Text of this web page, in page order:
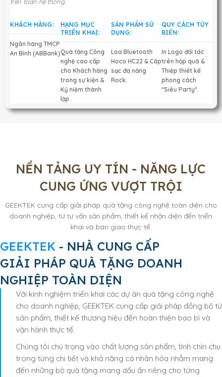
trên toàn hệ thống.
KHÁCH HÀNG:
Ngân hàng TMCP
An Bình (ABBank)
HẠNG MỤC
TRIỂN KHAI:
Quà tặng Công
nghệ cao cấp
cho Khách hàng
trong sự kiện &
Kỷ niệm thành
lập
SẢN PHẨM SỬ
DỤNG:
Loa Bluetooth
Hoco HC22 & Cáp
sạc đa năng
Rock.
QUY CÁCH TÙY
BIẾN:
In Logo đối tác
trên hộp quà &
Thiệp thiết kế
phong cách
"Siêu Party".
NỀN TẢNG UY TÍN - NĂNG LỰC
CUNG ỨNG VƯỢT TRỘI
GEEKTEK cung cấp giải pháp quà tặng công nghệ toàn diện cho
doanh nghiệp, từ tư vấn sản phẩm, thiết kế nhận diện đến triển
khai và bàn giao thực tế.
GEEKTEK - NHÀ CUNG CẤP
GIẢI PHÁP QUÀ TẶNG DOANH
NGHIỆP TOÀN DIỆN
Với kinh nghiệm triển khai các dự án quà tặng công nghệ
cho doanh nghiệp, GEEKTEK cung cấp giải pháp đồng bộ từ
sản phẩm, thiết kế thương hiệu đến hoàn thiện bao bì và
vận hành thực tế.
Chúng tôi chú trọng vào chất lượng sản phẩm, tính chỉn chu
trong từng chi tiết và khả năng cá nhân hóa nhằm mang
đến những bộ quà tặng mang dấu ấn riêng cho từng